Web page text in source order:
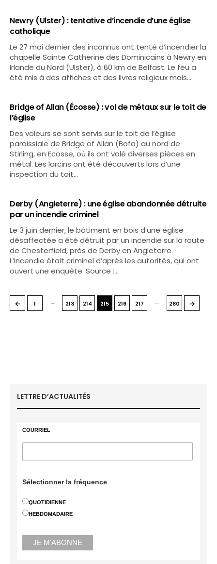
Newry (Ulster) : tentative d’incendie d’une église
catholique
Le 27 mai dernier des inconnus ont tenté d’incendier la
chapelle Sainte Catherine des Dominicains à Newry en
Irlande du Nord (Ulster), à 60 km de Belfast. Le feu a
été mis à des affiches et des livres religieux mais…
Bridge of Allan (Écosse) : vol de métaux sur le toit de
l’église
Des voleurs se sont servis sur le toit de l’église
paroissiale de Bridge of Allan (Bofa) au nord de
Stirling, en Ecosse, où ils ont volé diverses pièces en
métal. Les larcins ont été découverts lors d’une
inspection du toit…
Derby (Angleterre) : une église abandonnée détruite
par un incendie criminel
Le 3 juin dernier, le bâtiment en bois d’une église
désaffectée a été détruit par un incendie sur la route
de Chesterfield, près de Derby en Angleterre.
L’incendie était criminel d’après les autorités, qui ont
ouvert une enquête. Source :…
← 1 … 213 214 215 216 217 … 280 →
LETTRE D’ACTUALITÉS
COURRIEL
Sélectionner la fréquence
QUOTIDIENNE
HEBDOMADAIRE